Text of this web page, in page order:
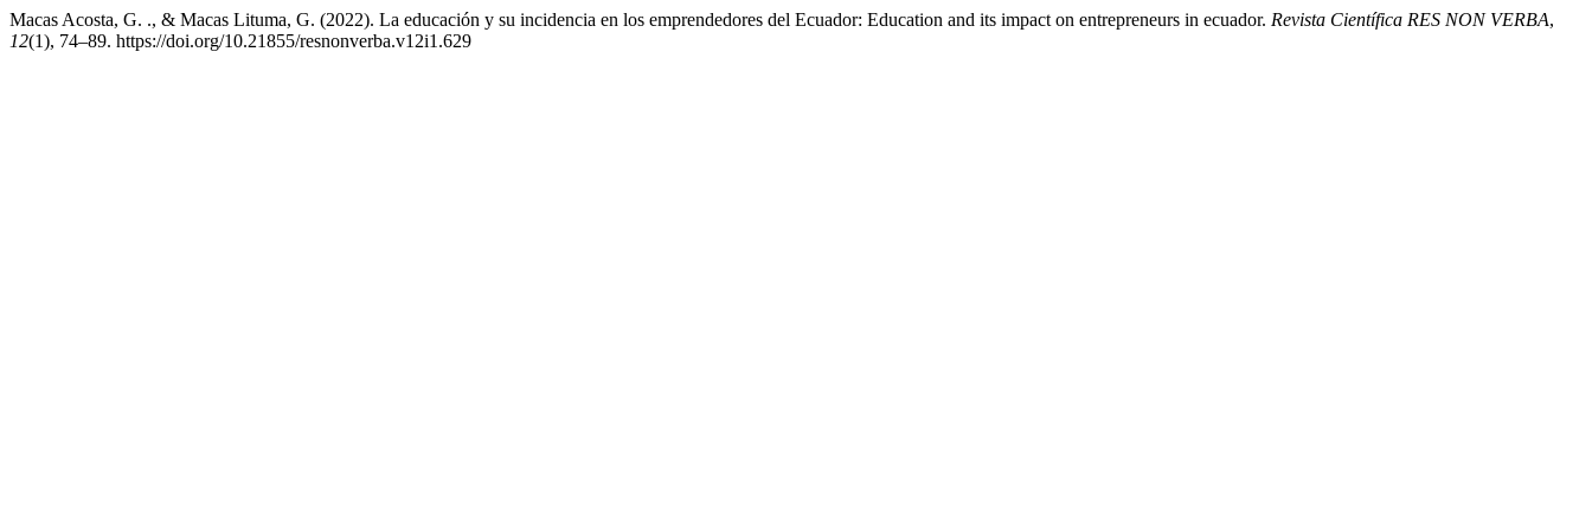
Macas Acosta, G. ., & Macas Lituma, G. (2022). La educación y su incidencia en los emprendedores del Ecuador: Education and its impact on entrepreneurs in ecuador. Revista Científica RES NON VERBA,
12(1), 74–89. https://doi.org/10.21855/resnonverba.v12i1.629